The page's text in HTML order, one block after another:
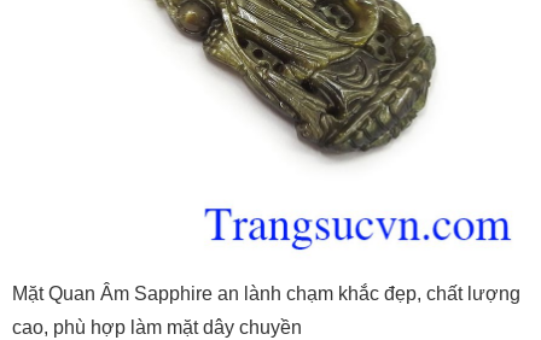
Mặt Quan Âm Sapphire an lành chạm khắc đẹp, chất lượng
cao, phù hợp làm mặt dây chuyền